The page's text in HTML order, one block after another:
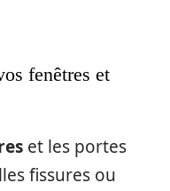
fenêtres et
et les portes
fissures ou